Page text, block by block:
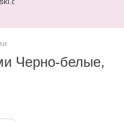
Черно-белые,